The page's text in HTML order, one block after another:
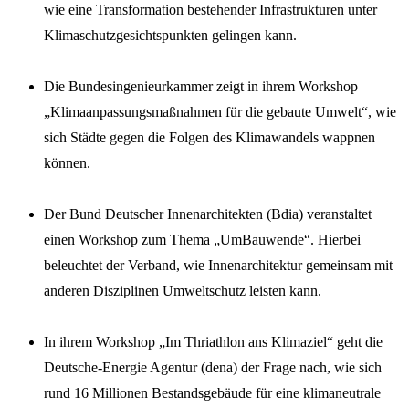
wie eine Transformation bestehender Infrastrukturen unter
Klimaschutzgesichtspunkten gelingen kann.
Die Bundesingenieurkammer zeigt in ihrem Workshop
„Klimaanpassungsmaßnahmen für die gebaute Umwelt“, wie
sich Städte gegen die Folgen des Klimawandels wappnen
können.
Der Bund Deutscher Innenarchitekten (Bdia) veranstaltet
einen Workshop zum Thema „UmBauwende“. Hierbei
beleuchtet der Verband, wie Innenarchitektur gemeinsam mit
anderen Disziplinen Umweltschutz leisten kann.
In ihrem Workshop „Im Thriathlon ans Klimaziel“ geht die
Deutsche-Energie Agentur (dena) der Frage nach, wie sich
rund 16 Millionen Bestandsgebäude für eine klimaneutrale